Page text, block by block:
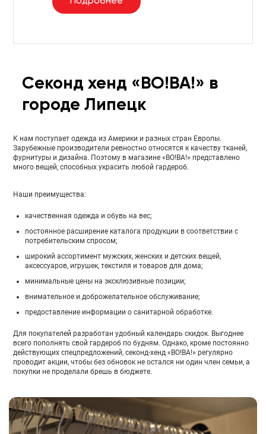
Секонд хенд «ВО!ВА!» в
городе Липецк
К нам поступает одежда из Америки и разных стран Европы.
Зарубежные производители ревностно относятся к качеству тканей,
фурнитуры и дизайна. Поэтому в магазине «ВО!ВА!» представлено
много вещей, способных украсить любой гардероб.
Наши преимущества:
качественная одежда и обувь на вес;
постоянное расширение каталога продукции в соответствии с
потребительским спросом;
широкий ассортимент мужских, женских и детских вещей,
аксессуаров, игрушек, текстиля и товаров для дома;
минимальные цены на эксклюзивные позиции;
внимательное и доброжелательное обслуживание;
предоставление информации о санитарной обработке.
Для покупателей разработан удобный календарь скидок. Выгоднее
всего пополнять свой гардероб по будням. Однако, кроме постоянно
действующих спецпредложений, секонд-хенд «ВО!ВА!» регулярно
проводит акции, чтобы без обновок не остался ни один член семьи, а
покупки не проделали брешь в бюджете.